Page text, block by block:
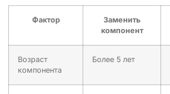
Фактор
Заменить
компонент
Возраст
компонента
Более 5 лет